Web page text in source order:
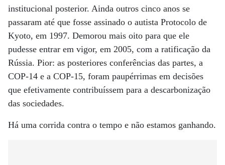
institucional posterior. Ainda outros cinco anos se
passaram até que fosse assinado o autista Protocolo de
Kyoto, em 1997. Demorou mais oito para que ele
pudesse entrar em vigor, em 2005, com a ratificação da
Rússia. Pior: as posteriores conferências das partes, a
COP-14 e a COP-15, foram paupérrimas em decisões
que efetivamente contribuíssem para a descarbonização
das sociedades.
Há uma corrida contra o tempo e não estamos ganhando.